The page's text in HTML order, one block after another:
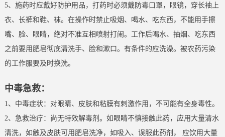
5、施药时应戴好防护用品，打药时必须戴防毒口罩，眼镜，穿长袖上
衣、长裤和鞋、袜。在操作时禁止吸烟、喝水、吃东西，不能用手擦
嘴、脸、眼睛，绝对不准互相喷射打闹。工作后喝水、抽烟、吃东西
之前要用肥皂彻底清洗手、脸和漱口。有条件的应洗澡。被农药污染
的工作服要及时换洗。
中毒急救：
1、中毒症状：对眼睛、皮肤和粘膜有刺激作用，不可能有全身毒性。
2、急救治疗：尚无特效解毒剂。如眼睛不慎接触此药，应用大量清水
清洗，如触及皮肤可用肥皂洗净，如吸入、误服此药剂， 应饮用大量